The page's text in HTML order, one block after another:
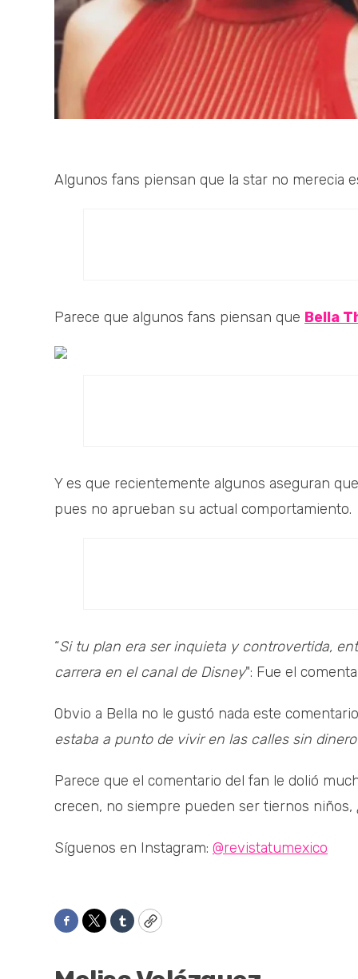
Algunos fans piensan que la star no merecia
Parece que algunos fans piensan que Bella
Y es que recientemente algunos aseguran que
pues no aprueban su actual comportamiento.
“Si tu plan era ser inquieta y controvertida,
carrera en el canal de Disney": Fue el
Obvio a Bella no le gustó nada este
estaba a punto de vivir en las calles sin
Parece que el comentario del fan le dolió
crecen, no siempre pueden ser tiernos niños,
Síguenos en Instagram: @revistatumexico
Facebook
TwitterTumblrCopy